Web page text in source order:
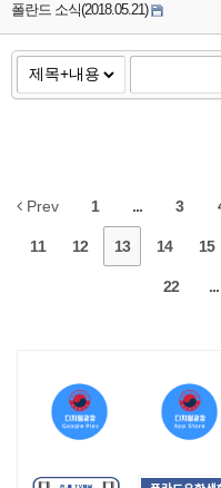
폴란드 소식(2018.05.21)
Prev 1 ... 3
11 12 13 14 15
22 ...